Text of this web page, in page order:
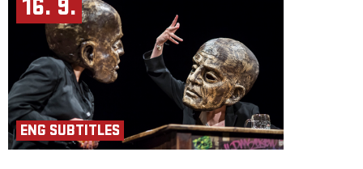
16. 9.
ENG SUBTITLES